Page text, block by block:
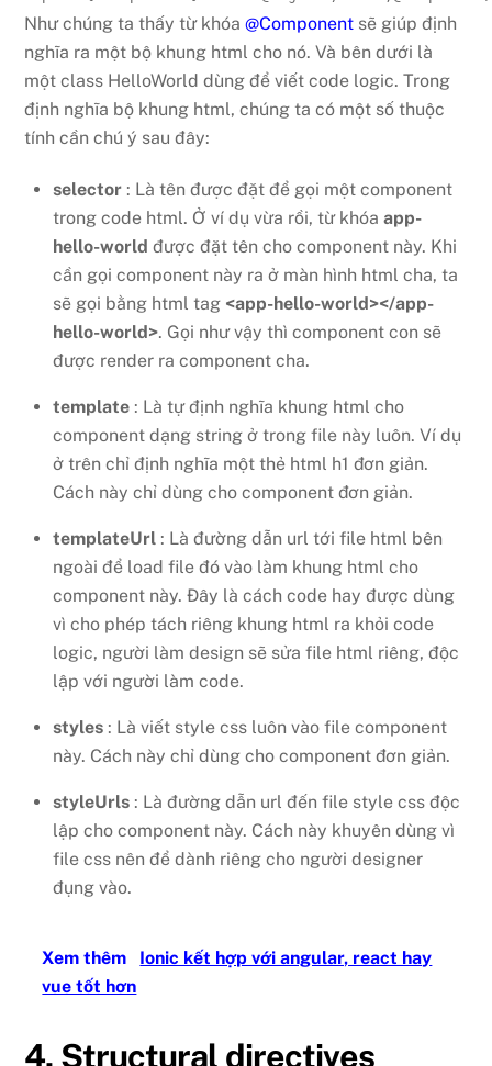
Như chúng ta thấy từ khóa@Component sẽ giúp định
nghĩa ra một bộ khung html cho nó. Và bên dưới là
một class HelloWorld dùng để viết code logic. Trong
định nghĩa bộ khung html, chúng ta có một số thuộc
tính cần chú ý sau đây:
selector : Là tên được đặt để gọi một component
trong code html. Ở ví dụ vừa rồi, từ khóa app-
hello-world được đặt tên cho component này. Khi
cần gọi component này ra ở màn hình html cha, ta
sẽ gọi bằng html tag <app-hello-world></app-
hello-world>. Gọi như vậy thì component con sẽ
được render ra component cha.
template : Là tự định nghĩa khung html cho
component dạng string ở trong file này luôn. Ví dụ
ở trên chỉ định nghĩa một thẻ html h1 đơn giản.
Cách này chỉ dùng cho component đơn giản.
templateUrl : Là đường dẫn url tới file html bên
ngoài để load file đó vào làm khung html cho
component này. Đây là cách code hay được dùng
vì cho phép tách riêng khung html ra khỏi code
logic, người làm design sẽ sửa file html riêng, độc
lập với người làm code.
styles : Là viết style css luôn vào file component
này. Cách này chỉ dùng cho component đơn giản.
styleUrls : Là đường dẫn url đến file style css độc
lập cho component này. Cách này khuyên dùng vì
file css nên để dành riêng cho người designer
đụng vào.
Xem thêm
Ionic kết hợp với angular, react hay
vue tốt hơn
4. Structural directives